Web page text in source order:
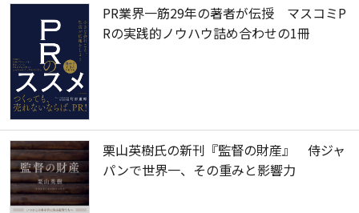
PR業界一筋29年の著者が伝授 マスコミP
Rの実践的ノウハウ詰め合わせの1冊
栗山英樹氏の新刊『監督の財産』 侍ジャ
パンで世界一、その重みと影響力